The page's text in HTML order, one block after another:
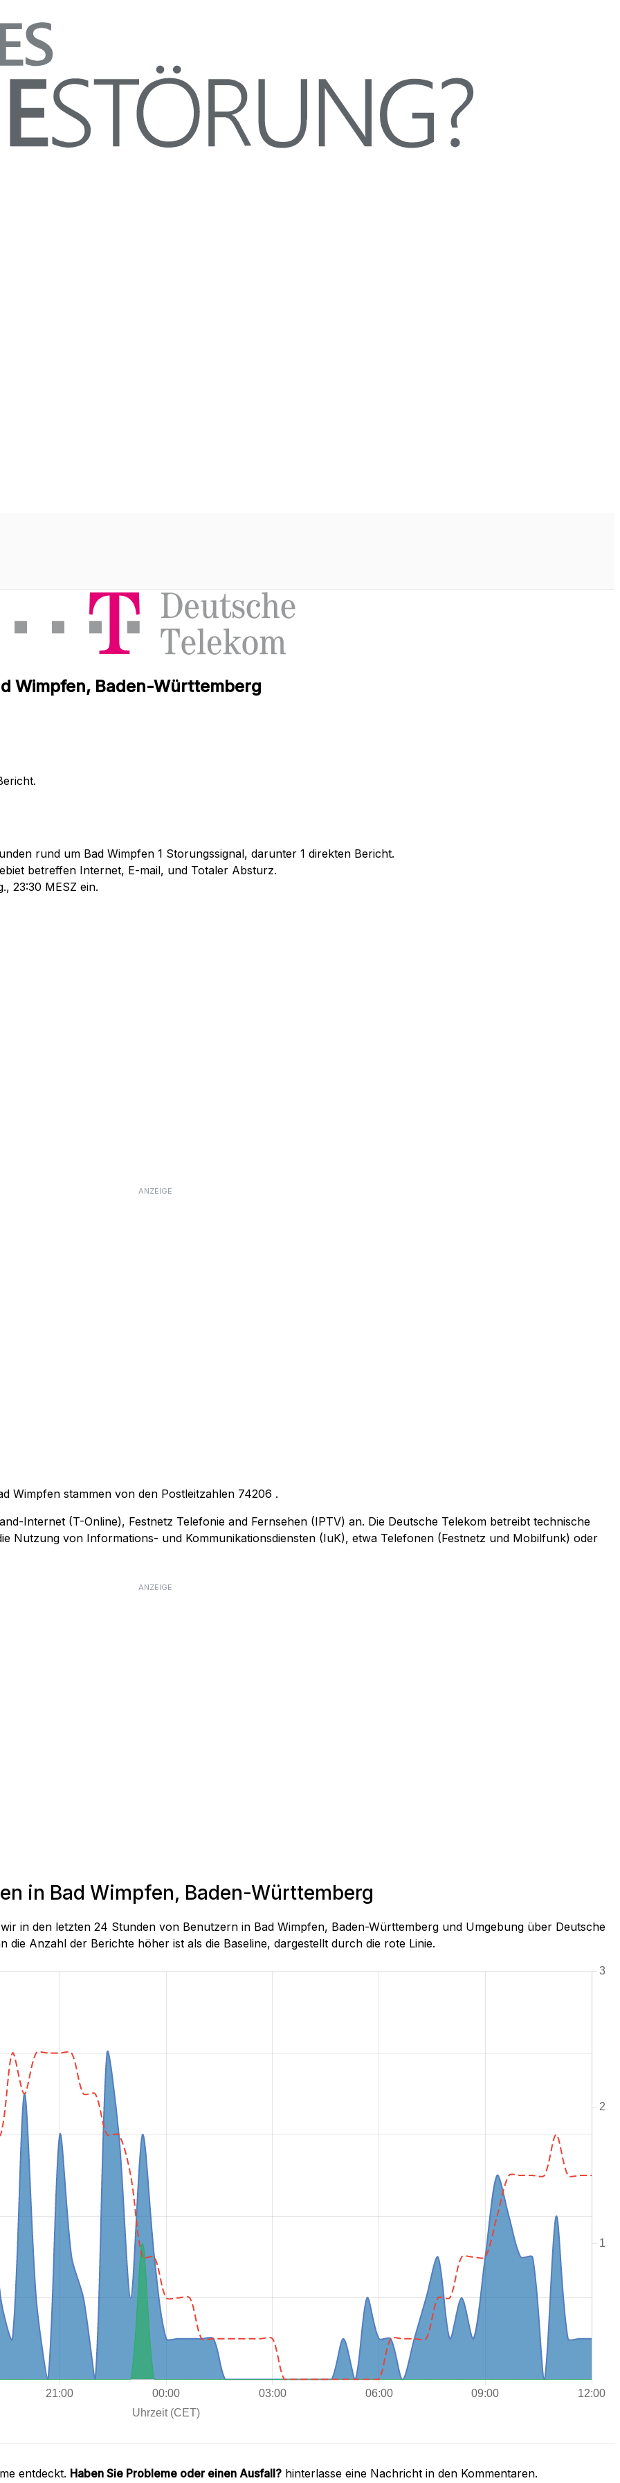
Wimpfen, Baden-Württemberg
rund um Bad Wimpfen 1 Storungssignal, darunter 1 direkten Bericht.
betreffen Internet, E-mail, und Totaler Absturz.
23:30 MESZ ein.
ANZEIGE
Wimpfen stammen von den Postleitzahlen 74206 .
Internet (T-Online), Festnetz Telefonie and Fernsehen (IPTV) an. Die Deutsche Telekom betreibt technische
Nutzung von Informations- und Kommunikationsdiensten (IuK), etwa Telefonen (Festnetz und Mobilfunk) oder
ANZEIGE
in Bad Wimpfen, Baden-Württemberg
in den letzten 24 Stunden von Benutzern in Bad Wimpfen, Baden-Württemberg und Umgebung über Deutsche
Anzahl der Berichte höher ist als die Baseline, dargestellt durch die rote Linie.
entdeckt. Haben Sie Probleme oder einen Ausfall? hinterlasse eine Nachricht in den Kommentaren.